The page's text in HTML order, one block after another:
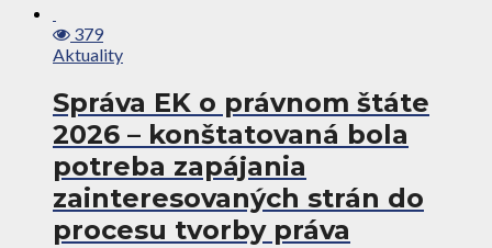
379
Aktuality
Správa EK o právnom štáte
2026 – konštatovaná bola
potreba zapájania
zainteresovaných strán do
procesu tvorby práva